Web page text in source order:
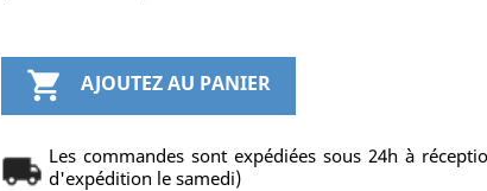
 AJOUTEZ AU PANIER
Les commandes sont expédiées sous 24h à
d'expédition le samedi)